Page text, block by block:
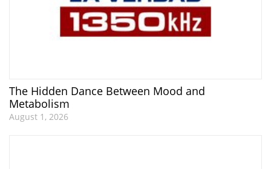
The Hidden Dance Between Mood and
Metabolism
August 1, 2026